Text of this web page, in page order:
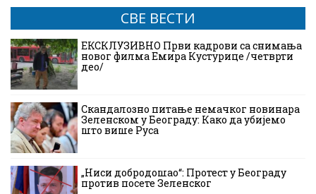
СВЕ ВЕСТИ
ЕКСКЛУЗИВНО Први кадрови са снимања
новог филма Емира Кустурице /четврти
део/
Скандалозно питање немачког новинара
Зеленском у Београду: Како да убијемо
што више Руса
„Ниси добродошао“: Протест у Београду
против посете Зеленског